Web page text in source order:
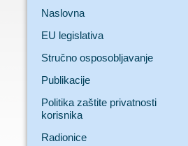
Naslovna
EU legislativa
Stručno osposobljavanje
Publikacije
Politika zaštite privatnosti
korisnika
Radionice